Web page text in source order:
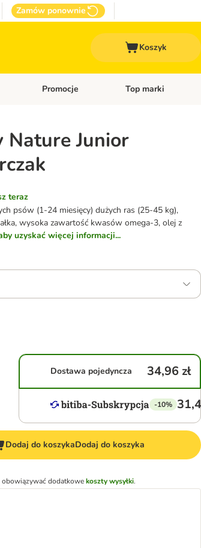
Zamów ponownie
Koszyk
Inne zwierzęta
Otwórz menu kategorii: Karmy VET
Promocje Otwórz menu
Top marki
Nature Junior
teraz
psów (1-24 miesięcy) dużych ras (25-45 kg),
wysoka zawartość kwasów omega-3, olej z
uzyskać więcej informacji...
Dostawa pojedyncza 34,96 zł
-10%
Dodaj do koszykaDodaj do koszyka
obowiązywać dodatkowekoszty wysyłki.